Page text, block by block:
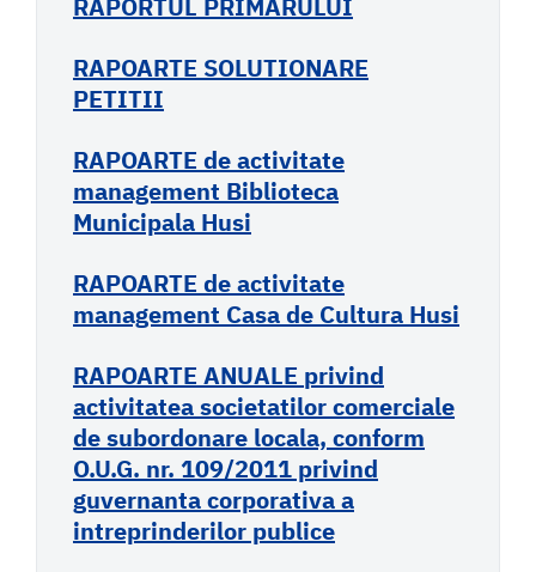
RAPORTUL PRIMARULUI
RAPOARTE SOLUTIONARE
PETITII
RAPOARTE de activitate
management Biblioteca
Municipala Husi
RAPOARTE de activitate
management Casa de Cultura Husi
RAPOARTE ANUALE privind
activitatea societatilor comerciale
de subordonare locala, conform
O.U.G. nr. 109/2011 privind
guvernanta corporativa a
intreprinderilor publice